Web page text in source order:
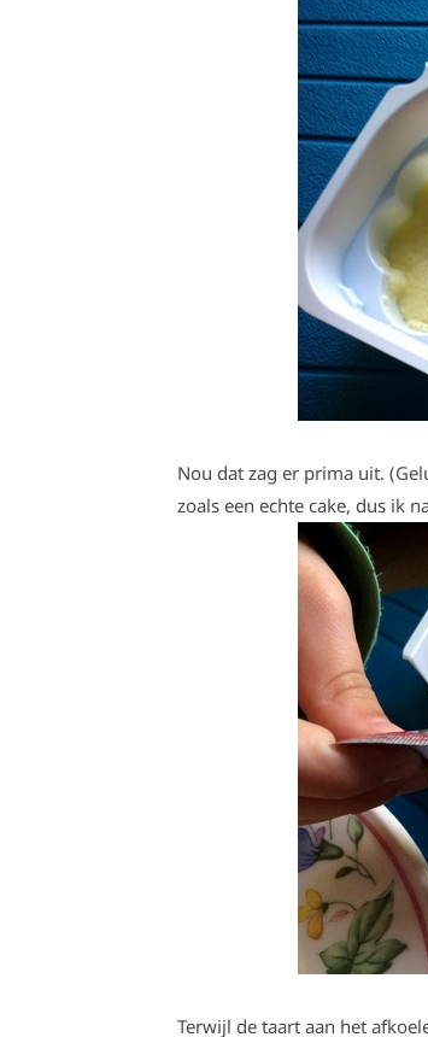
Nou dat zag er prima uit.
zoals een echte cake, dus ik
Terwijl de taart aan het